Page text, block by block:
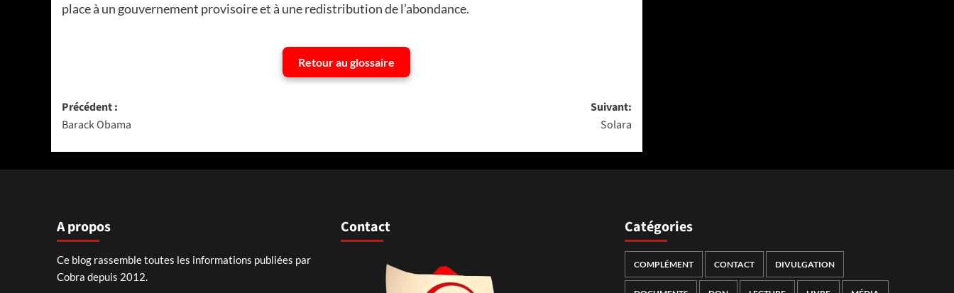
place à un gouvernement provisoire et à une redistribution de l’abondance.
Retour au glossaire
Navigation
d’article
Précédent :
Barack Obama
Suivant:
Solara
A propos
Ce blog rassemble toutes les informations publiées par
Cobra depuis 2012.
Contact Catégories
COMPLÉMENT CONTACT DIVULGATION